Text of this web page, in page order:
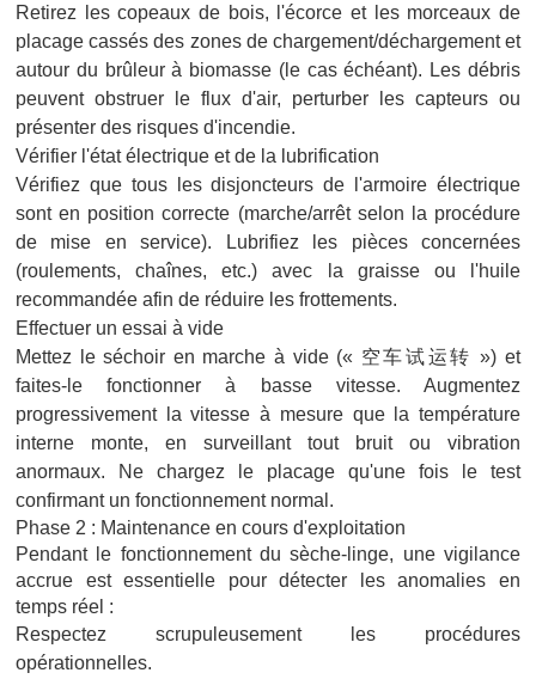
Retirez les copeaux de bois, l'écorce et les morceaux de
placage cassés des zones de chargement/déchargement et
autour du brûleur à biomasse (le cas échéant). Les débris
peuvent obstruer le flux d'air, perturber les capteurs ou
présenter des risques d'incendie.
Vérifier l'état électrique et de la lubrification
Vérifiez que tous les disjoncteurs de l'armoire électrique
sont en position correcte (marche/arrêt selon la procédure
de mise en service). Lubrifiez les pièces concernées
(roulements, chaînes, etc.) avec la graisse ou l'huile
recommandée afin de réduire les frottements.
Effectuer un essai à vide
Mettez le séchoir en marche à vide (« 空车试运转 ») et
faites-le fonctionner à basse vitesse. Augmentez
progressivement la vitesse à mesure que la température
interne monte, en surveillant tout bruit ou vibration
anormaux. Ne chargez le placage qu'une fois le test
confirmant un fonctionnement normal.
Phase 2 : Maintenance en cours d'exploitation
Pendant le fonctionnement du sèche-linge, une vigilance
accrue est essentielle pour détecter les anomalies en
temps réel :
Respectez scrupuleusement les procédures
opérationnelles.